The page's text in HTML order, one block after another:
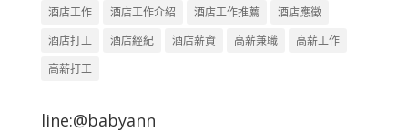
酒店工作
酒店工作介紹 酒店工作推薦
酒店應徵
酒店打工
酒店經紀 酒店薪資 高薪兼職
高薪工作
高薪打工
line:@babyann